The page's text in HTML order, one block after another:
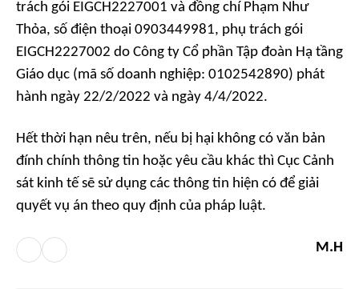
trách gói EIGCH2227001 và đồng chí Phạm Như
Thỏa, số điện thoại 0903449981, phụ trách gói
EIGCH2227002 do Công ty Cổ phần Tập đoàn Hạ tầng
Giáo dục (mã số doanh nghiệp: 0102542890) phát
hành ngày 22/2/2022 và ngày 4/4/2022.
Hết thời hạn nêu trên, nếu bị hại không có văn bản
đính chính thông tin hoặc yêu cầu khác thì Cục Cảnh
sát kinh tế sẽ sử dụng các thông tin hiện có để giải
quyết vụ án theo quy định của pháp luật.
M.H